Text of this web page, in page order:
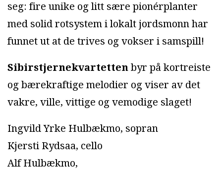
seg: fire unike og litt sære pionérplanter
med solid rotsystem i lokalt jordsmonn har
funnet ut at de trives og vokser i samspill!
Sibirstjernekvartetten byr på kortreiste
og bærekraftige melodier og viser av det
vakre, ville, vittige og vemodige slaget!
Ingvild Yrke Hulbækmo, sopran
Kjersti Rydsaa, cello
Alf Hulbækmo,